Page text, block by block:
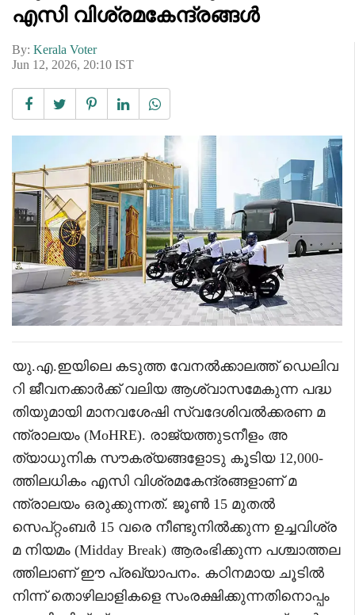
എസി വിശ്രമകേന്ദ്രങ്ങൾ
By: Kerala Voter
Jun 12, 2026, 20:10 IST
യു.എ.ഇയിലെ കടുത്ത വേനൽക്കാലത്ത് ഡെലിവ
റി ജീവനക്കാർക്ക് വലിയ ആശ്വാസമേകുന്ന പദ്ധ
തിയുമായി മാനവശേഷി സ്വദേശിവൽക്കരണ മ
ന്ത്രാലയം (MoHRE). രാജ്യത്തുടനീളം അ
ത്യാധുനിക സൗകര്യങ്ങളോടു കൂടിയ 12,000-
ത്തിലധികം എസി വിശ്രമകേന്ദ്രങ്ങളാണ് മ
ന്ത്രാലയം ഒരുക്കുന്നത്. ജൂൺ 15 മുതൽ
സെപ്റ്റംബർ 15 വരെ നീണ്ടുനിൽക്കുന്ന ഉച്ചവിശ്ര
മ നിയമം (Midday Break) ആരംഭിക്കുന്ന പശ്ചാത്തല
ത്തിലാണ് ഈ പ്രഖ്യാപനം. കഠിനമായ ചൂടിൽ
നിന്ന് തൊഴിലാളികളെ സംരക്ഷിക്കുന്നതിനൊപ്പം